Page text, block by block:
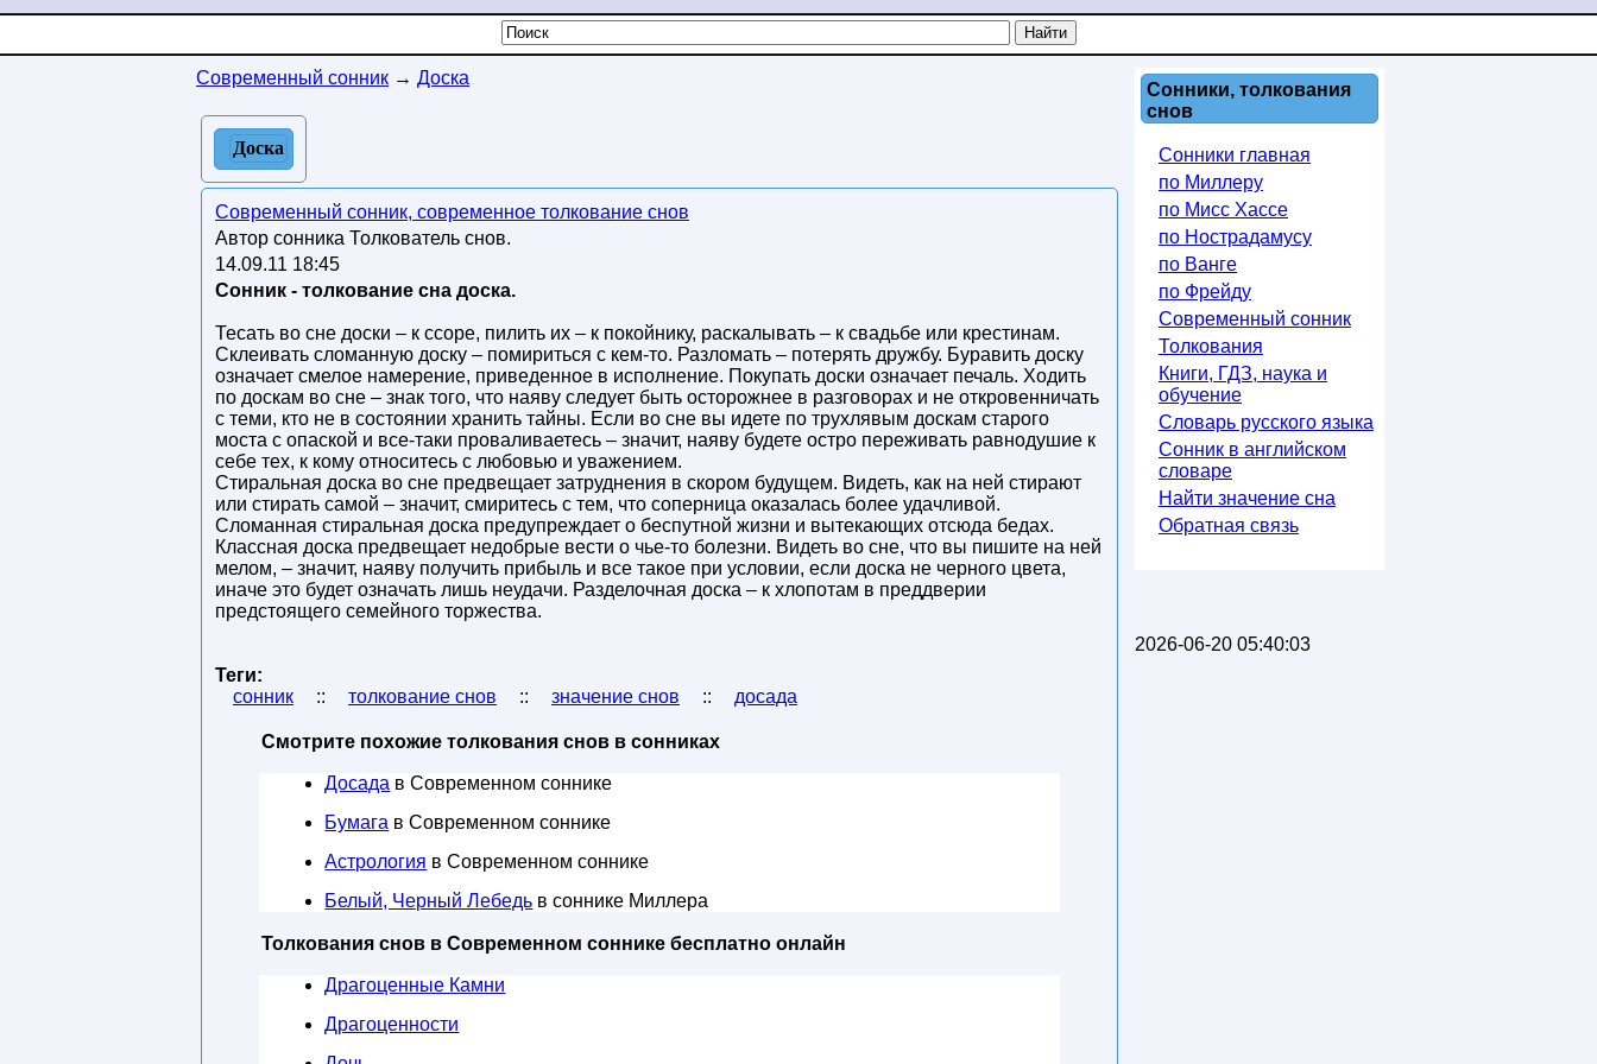
Современный сонник → Доска
Доска
Современный сонник, современное толкование снов
Автор сонника Толкователь снов.
14.09.11 18:45
Сонник - толкование сна доска.
Тесать во сне доски – к ссоре, пилить их – к покойнику, раскалывать – к свадьбе или крестинам.
Склеивать сломанную доску – помириться с кем-то. Разломать – потерять дружбу. Буравить доску
означает смелое намерение, приведенное в исполнение. Покупать доски означает печаль. Ходить
по доскам во сне – знак того, что наяву следует быть осторожнее в разговорах и не откровенничать
с теми, кто не в состоянии хранить тайны. Если во сне вы идете по трухлявым доскам старого
моста с опаской и все-таки проваливаетесь – значит, наяву будете остро переживать равнодушие к
себе тех, к кому относитесь с любовью и уважением.
Стиральная доска во сне предвещает затруднения в скором будущем. Видеть, как на ней стирают
или стирать самой – значит, смиритесь с тем, что соперница оказалась более удачливой.
Сломанная стиральная доска предупреждает о беспутной жизни и вытекающих отсюда бедах.
Классная доска предвещает недобрые вести о чье-то болезни. Видеть во сне, что вы пишите на ней
мелом, – значит, наяву получить прибыль и все такое при условии, если доска не черного цвета,
иначе это будет означать лишь неудачи. Разделочная доска – к хлопотам в преддверии
предстоящего семейного торжества.
Теги:
сонник
:: толкование снов :: значение снов :: досада
Смотрите похожие толкования снов в сонниках
Досада в Современном соннике
Бумага в Современном соннике
Астрология в Современном соннике
Белый, Черный Лебедь в соннике Миллера
Толкования снов в Современном соннике бесплатно онлайн
Драгоценные Камни
Драгоценности
Сонники, толкования
снов
Сонники главная
по Миллеру
по Мисс Хассе
по Нострадамусу
по Ванге
по Фрейду
Современный сонник
Толкования
Книги, ГДЗ, наука и
обучение
Словарь русского языка
Сонник в английском
словаре
Найти значение сна
Обратная связь
2026-06-20 05:40:03